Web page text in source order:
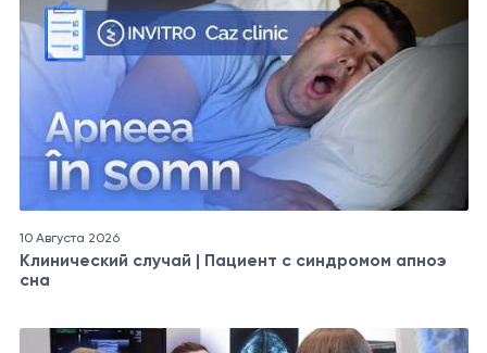
10 Августа 2026
Клинический случай | Пациент с синдромом апноэ
сна